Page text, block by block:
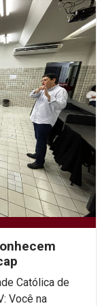
Católica de
Você na